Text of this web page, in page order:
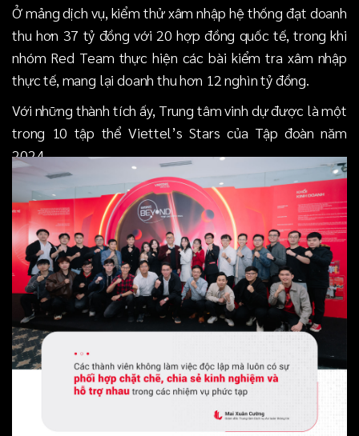
Ở mảng dịch vụ, kiểm thử xâm nhập hệ thống đạt doanh
thu hơn 37 tỷ đồng với 20 hợp đồng quốc tế, trong khi
nhóm Red Team thực hiện các bài kiểm tra xâm nhập
thực tế, mang lại doanh thu hơn 12 nghìn tỷ đồng.
Với những thành tích ấy, Trung tâm vinh dự được là một
trong 10 tập thể Viettel’s Stars của Tập đoàn năm
2024.